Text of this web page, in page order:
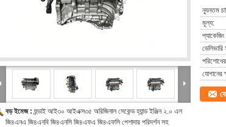
বড় ইমেজ :হুন্ডাই আই৩০ আইএক্স৩৫ অরিজিনাল সেকেন্ড হ্যান্ড ইঞ্জিন ২.০ এল
জি৪এনএ জি৪এনবি জি৪এনসি জি৪এফএ জি৪এফসি পেশাদার পরিদর্শন সহ
ন্যূনতম
মূল্য:
যোগানের